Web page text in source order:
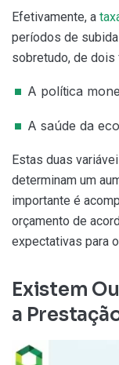
Efetivamente, a
períodos de
sobretudo, de
A política
A saúde da
Estas duas
determinam um
importante é
orçamento de
expectativas para
Existem
a